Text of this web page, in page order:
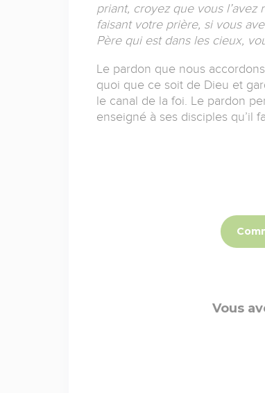
priant, croyez que vous
faisant votre prière, si vous
Père qui est dans les cieux,
Le pardon que nous
quoi que ce soit de Dieu et
le canal de la foi. Le pardon
enseigné à ses disciples qu’il
Vous